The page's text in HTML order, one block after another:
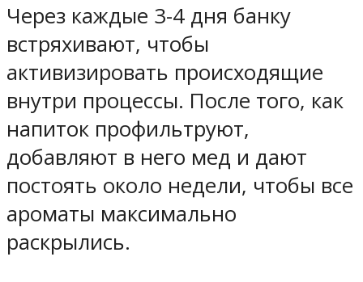
Через каждые 3-4 дня банку
встряхивают, чтобы
активизировать происходящие
внутри процессы. После того, как
напиток профильтруют,
добавляют в него мед и дают
постоять около недели, чтобы все
ароматы максимально
раскрылись.